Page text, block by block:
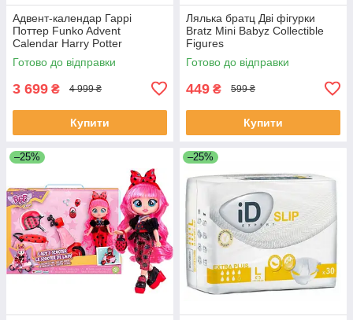
Адвент-календар Гаррі
Поттер Funko Advent
Calendar Harry Potter
Готово до відправки
3 699 ₴ 4 999 ₴
Купити
Лялька братц Дві фігурки
Bratz Mini Babyz Collectible
Figures
Готово до відправки
449 ₴ 599 ₴
Купити
–25% –25%